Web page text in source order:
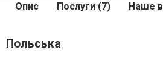
Опис Послуги (7) Наше
Польська